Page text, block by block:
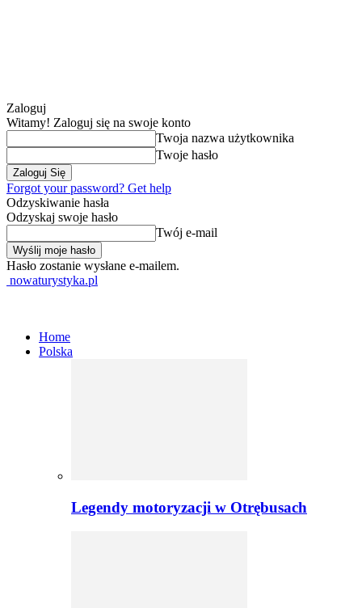
Zaloguj
Witamy! Zaloguj się na swoje konto
Twoja nazwa użytkownika
Twoje hasło
Forgot your password? Get help
Odzyskiwanie hasła
Odzyskaj swoje hasło
Twój e-mail
Hasło zostanie wysłane e-mailem.
nowaturystyka.pl
Home
Polska
Legendy motoryzacji w Otrębusach